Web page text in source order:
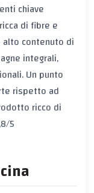
chiave
di fibre e
contenuto di
integrali,
Un punto
rispetto ad
ricco di
5